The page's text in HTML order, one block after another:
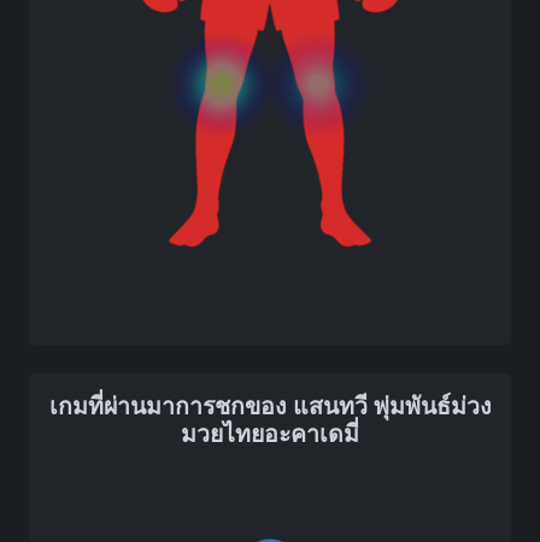
เกมที่ผ่านมาการชกของ แสนทวี พุ่มพันธ์ม่วง
มวยไทยอะคาเดมี่